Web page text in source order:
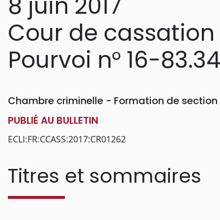
Cour de cassation
Pourvoi n° 16-
Chambre criminelle - Formation de section
PUBLIÉ AU BULLETIN
ECLI:FR:CCASS:2017:CR01262
Titres et sommaires